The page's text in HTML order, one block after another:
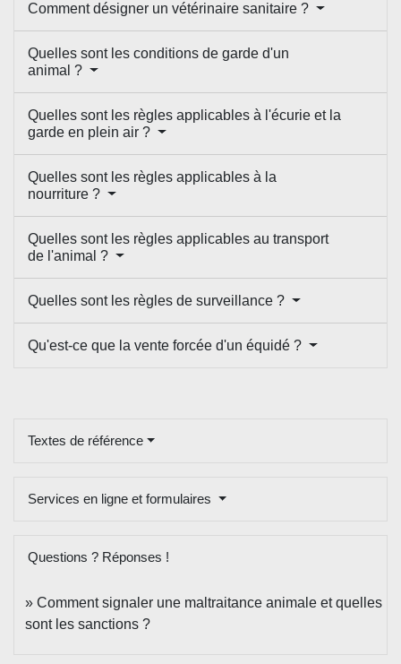
Comment désigner un vétérinaire sanitaire ?
Quelles sont les conditions de garde d'un
animal ?
Quelles sont les règles applicables à l'écurie et la
garde en plein air ?
Quelles sont les règles applicables à la
nourriture ?
Quelles sont les règles applicables au transport
de l'animal ?
Quelles sont les règles de surveillance ?
Qu'est-ce que la vente forcée d'un équidé ?
Textes de référence
Services en ligne et formulaires
Questions ? Réponses !
Comment signaler une maltraitance animale et quelles
sont les sanctions ?